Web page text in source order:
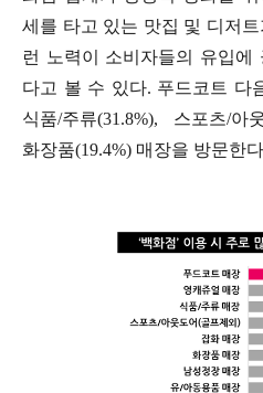
세를 타고 있는 맛집 및 디저트
런 노력이 소비자들의 유입에
다고 볼 수 있다. 푸드코트 다
식품/주류(31.8%), 스포츠/아
화장품(19.4%) 매장을 방문한